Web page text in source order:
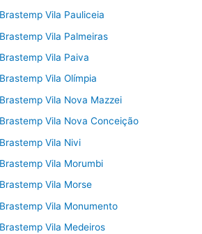
Vila Pauliceia
Vila Palmeiras
Vila Paiva
Vila Olímpia
Vila Nova Mazzei
Vila Nova Conceição
Vila Nivi
Vila Morumbi
Vila Morse
Vila Monumento
Vila Medeiros